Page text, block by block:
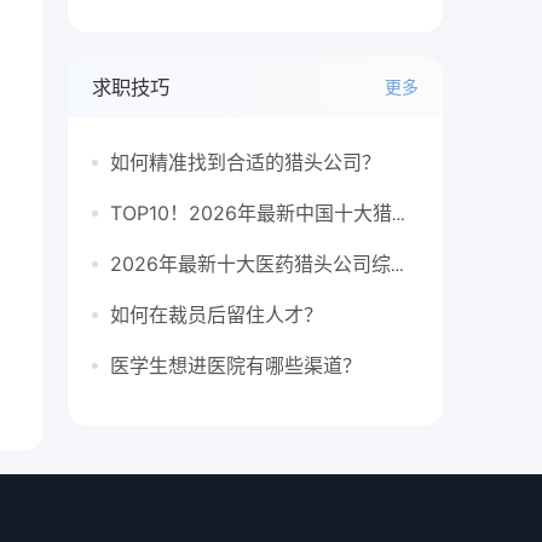
求职技巧 更多
如何精准找到合适的猎头公司？
TOP10！2026年最新中国十大猎头公司排行榜
2026年最新十大医药猎头公司综合排行榜
如何在裁员后留住人才？
医学生想进医院有哪些渠道？